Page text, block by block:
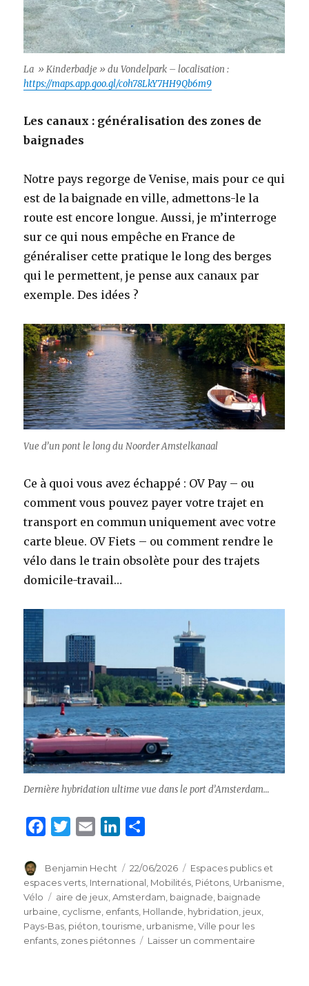
La » Kinderbadje » du Vondelpark – localisation :
https://maps.app.goo.gl/coh78LkY7HH9Qb6m9
Les canaux : généralisation des zones de
baignades
Notre pays regorge de Venise, mais pour ce qui
est de la baignade en ville, admettons-le la
route est encore longue. Aussi, je m’interroge
sur ce qui nous empêche en France de
généraliser cette pratique le long des berges
qui le permettent, je pense aux canaux par
exemple. Des idées ?
Vue d’un pont le long du Noorder Amstelkanaal
Ce à quoi vous avez échappé : OV Pay – ou
comment vous pouvez payer votre trajet en
transport en commun uniquement avec votre
carte bleue. OV Fiets – ou comment rendre le
vélo dans le train obsolète pour des trajets
domicile-travail…
Dernière hybridation ultime vue dans le port d’Amsterdam…
c
e
b
o
o
T
i
t
t
e
r
a
i
l
n
k
e
d
I
r
t
a
g
e
Auteur
Benjamin Hecht
Publié
le
22/06/2026 Catégories
Espaces publics et
espaces verts, International, Mobilités, Piétons, Urbanisme,
Vélo
Étiquettes
aire de jeux,Amsterdam, baignade, baignade
urbaine, cyclisme, enfants, Hollande, hybridation, jeux,
Pays-Bas, piéton,tourisme, urbanisme,Ville pour les
enfants, zones piétonnes Laisser un commentaire